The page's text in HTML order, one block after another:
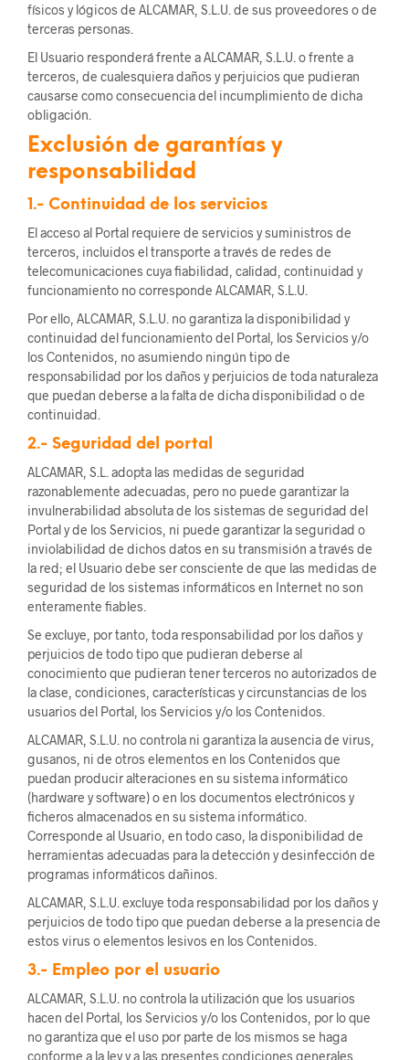
físicos y lógicos de ALCAMAR, S.L.U. de sus proveedores o de
terceras personas.
El Usuario responderá frente a ALCAMAR, S.L.U. o frente a
terceros, de cualesquiera daños y perjuicios que pudieran
causarse como consecuencia del incumplimiento de dicha
obligación.
Exclusión de garantías y
responsabilidad
1.- Continuidad de los servicios
El acceso al Portal requiere de servicios y suministros de
terceros, incluidos el transporte a través de redes de
telecomunicaciones cuya fiabilidad, calidad, continuidad y
funcionamiento no corresponde ALCAMAR, S.L.U.
Por ello, ALCAMAR, S.L.U. no garantiza la disponibilidad y
continuidad del funcionamiento del Portal, los Servicios y/o
los Contenidos, no asumiendo ningún tipo de
responsabilidad por los daños y perjuicios de toda naturaleza
que puedan deberse a la falta de dicha disponibilidad o de
continuidad.
2.- Seguridad del portal
ALCAMAR, S.L. adopta las medidas de seguridad
razonablemente adecuadas, pero no puede garantizar la
invulnerabilidad absoluta de los sistemas de seguridad del
Portal y de los Servicios, ni puede garantizar la seguridad o
inviolabilidad de dichos datos en su transmisión a través de
la red; el Usuario debe ser consciente de que las medidas de
seguridad de los sistemas informáticos en Internet no son
enteramente fiables.
Se excluye, por tanto, toda responsabilidad por los daños y
perjuicios de todo tipo que pudieran deberse al
conocimiento que pudieran tener terceros no autorizados de
la clase, condiciones, características y circunstancias de los
usuarios del Portal, los Servicios y/o los Contenidos.
ALCAMAR, S.L.U. no controla ni garantiza la ausencia de virus,
gusanos, ni de otros elementos en los Contenidos que
puedan producir alteraciones en su sistema informático
(hardware y software) o en los documentos electrónicos y
ficheros almacenados en su sistema informático.
Corresponde al Usuario, en todo caso, la disponibilidad de
herramientas adecuadas para la detección y desinfección de
programas informáticos dañinos.
ALCAMAR, S.L.U. excluye toda responsabilidad por los daños y
perjuicios de todo tipo que puedan deberse a la presencia de
estos virus o elementos lesivos en los Contenidos.
3.- Empleo por el usuario
ALCAMAR, S.L.U. no controla la utilización que los usuarios
hacen del Portal, los Servicios y/o los Contenidos, por lo que
no garantiza que el uso por parte de los mismos se haga
conforme a la ley y a las presentes condiciones generales.